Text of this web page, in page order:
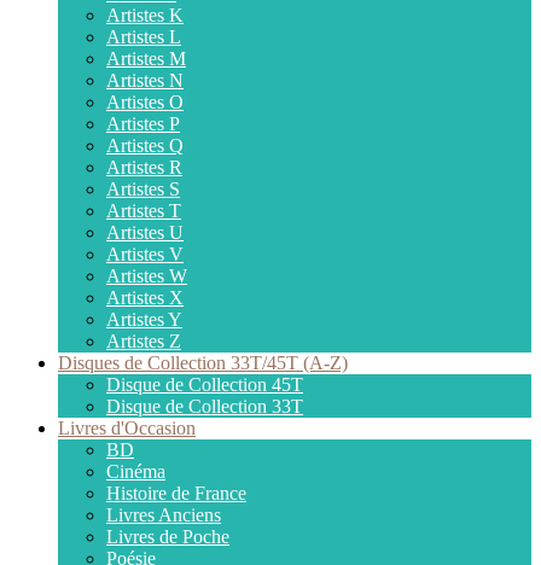
Artistes K
Artistes L
Artistes M
Artistes N
Artistes O
Artistes P
Artistes Q
Artistes R
Artistes S
Artistes T
Artistes U
Artistes V
Artistes W
Artistes X
Artistes Y
Artistes Z
Disques de Collection 33T/45T (A-Z)
Disque de Collection 45T
Disque de Collection 33T
Livres d'Occasion
BD
Cinéma
Histoire de France
Livres Anciens
Livres de Poche
Poésie